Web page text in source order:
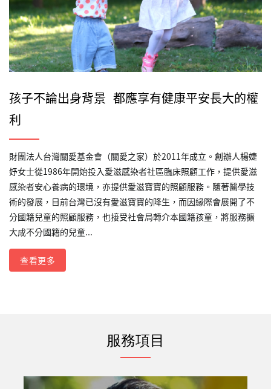
孩子不論出身背景 都應享有健康平安長大的權
利
財團法人台灣關愛基金會（關愛之家）於2011年成立。創辦人楊婕
妤女士從1986年開始投入愛滋感染者社區臨床照顧工作，提供愛滋
感染者安心養病的環境，亦提供愛滋寶寶的照顧服務。隨著醫學技
術的發展，目前台灣已沒有愛滋寶寶的降生，而因緣際會展開了不
分國籍兒童的照顧服務，也接受社會局轉介本國籍孩童，將服務擴
大成不分國籍的兒童...
查看更多
服務項目